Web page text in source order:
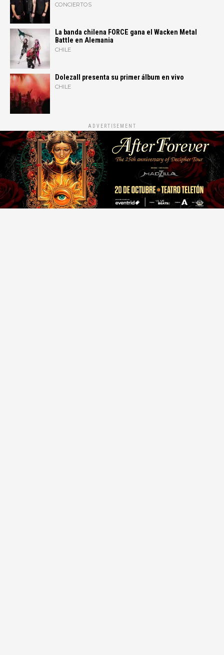
CONCIERTOS
La banda chilena FORCE gana el Wacken Metal
Battle en Alemania
CHILE
Dolezall presenta su primer álbum en vivo
CHILE
ADVERTISEMENT